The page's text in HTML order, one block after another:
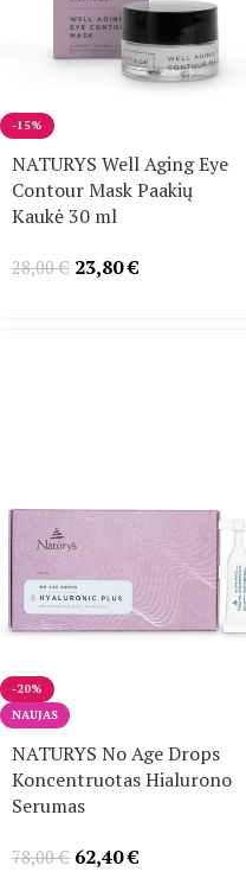
-15%
NATURYS Well Aging Eye
Contour Mask Paakių
Kaukė 30 ml
28,00€ 23,80€
-20%
NAUJAS
NATURYS No Age Drops
Koncentruotas Hialurono
Serumas
78,00€ 62,40€